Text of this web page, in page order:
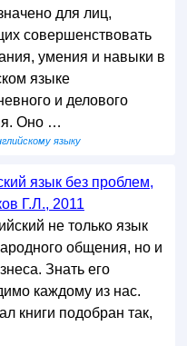
для лиц,
совершенствовать
умения и навыки в
языке
и делового
Оно …
языку
язык без проблем,
Г.Л., 2011
не только язык
общения, но и
Знать его
каждому из нас.
книги подобран так,